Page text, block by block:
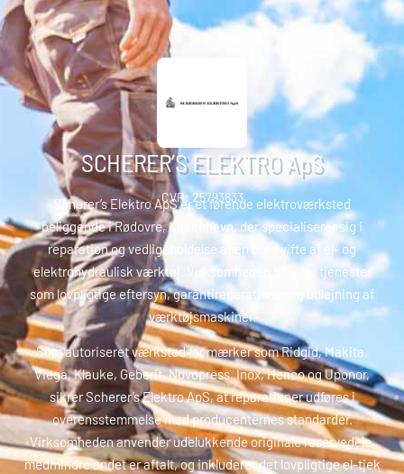
SCHERER’S ELEKTRO ApS
CVR: 25793633
Scherer’s Elektro ApS er et førende elektroværksted
beliggende i Rødovre, København, der specialiserer sig i
reparation og vedligeholdelse af en bred vifte af el- og
elektrohydraulisk værktøj. Virksomheden tilbyder tjenester
som lovpligtige eftersyn, garantireparationer og udlejning af
værktøjsmaskiner.
Som autoriseret værksted for mærker som Ridgid, Makita,
Viega, Klauke, Geberit, Novopress, Inox, Henco og Uponor,
sikrer Scherer’s Elektro ApS, at reparationer udføres i
overensstemmelse med producenternes standarder.
Virksomheden anvender udelukkende originale reservedele,
medmindre andet er aftalt, og inkluderer det lovpligtige el-tjek